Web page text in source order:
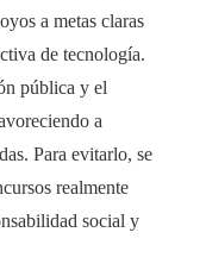
a metas claras
de tecnología.
pública y el
a
Para evitarlo, se
realmente
social y